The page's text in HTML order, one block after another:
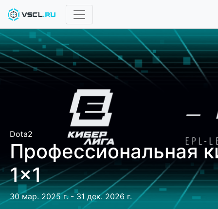
Dota2
Профессиональная
1x1
30 мар. 2025 г. - 31 дек. 2026 г.